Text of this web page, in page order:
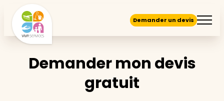
Demander un devis
Demander mon devis
gratuit